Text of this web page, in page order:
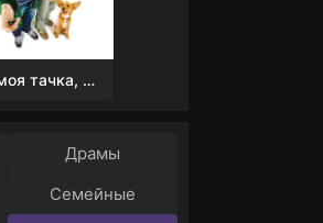
Где моя тачка, чувак?
Драмы
Семейные